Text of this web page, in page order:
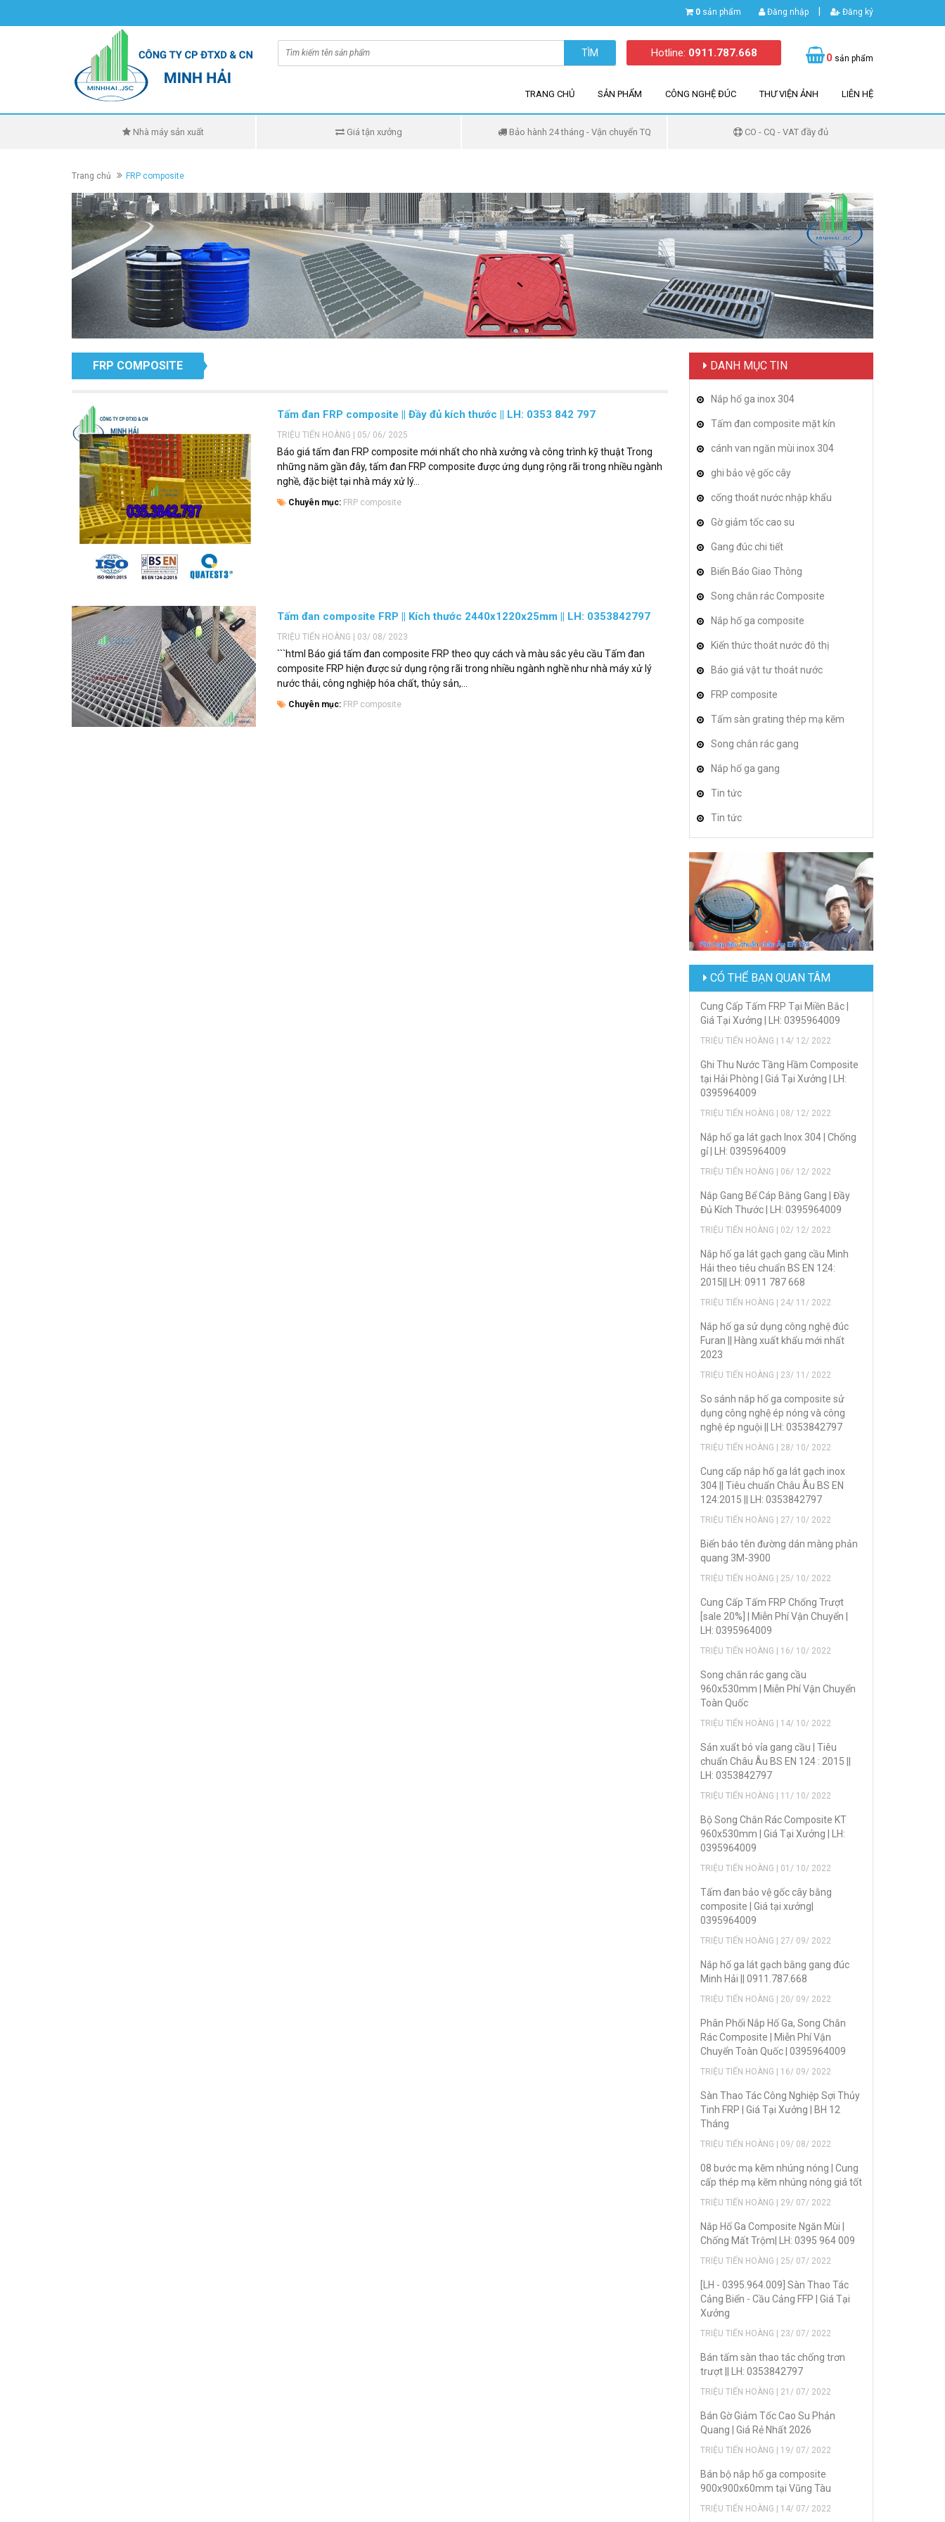
0 sản phẩm Đăng nhập Đăng ký
TÌM Hotline: 0911.787.668 0 sản phẩm
TRANG CHỦ SẢN PHẨM CÔNG NGHỆ ĐÚC THƯ VIỆN ẢNH LIÊN HỆ
Nhà máy sản xuất Giá tận xưởng Bảo hành 24 tháng - Vận chuyển TQ CO - CQ - VAT đầy đủ
Trang chủ FRP composite
FRP COMPOSITE
Tấm đan FRP composite || Đầy đủ kích thước || LH: 0353 842 797
TRIỆU TIẾN HOÀNG | 05/ 06/ 2025
Báo giá tấm đan FRP composite mới nhất cho nhà xưởng và công trình kỹ thuật Trong
những năm gần đây, tấm đan FRP composite được ứng dụng rộng rãi trong nhiều ngành
nghề, đặc biệt tại nhà máy xử lý...
Chuyên mục: FRP composite
Tấm đan composite FRP || Kích thước 2440x1220x25mm || LH: 0353842797
TRIỆU TIẾN HOÀNG | 03/ 08/ 2023
```html Báo giá tấm đan composite FRP theo quy cách và màu sắc yêu cầu Tấm đan
composite FRP hiện được sử dụng rộng rãi trong nhiều ngành nghề như nhà máy xử lý
nước thải, công nghiệp hóa chất, thủy sản,...
Chuyên mục: FRP composite
DANH MỤC TIN
Nắp hố ga inox 304
Tấm đan composite mặt kín
cánh van ngăn mùi inox 304
ghi bảo vệ gốc cây
cống thoát nước nhập khẩu
Gờ giảm tốc cao su
Gang đúc chi tiết
Biển Báo Giao Thông
Song chắn rác Composite
Nắp hố ga composite
Kiến thức thoát nước đô thị
Báo giá vật tư thoát nước
FRP composite
Tấm sàn grating thép mạ kẽm
Song chắn rác gang
Nắp hố ga gang
Tin tức
Tin tức
CÓ THỂ BẠN QUAN TÂM
Cung Cấp Tấm FRP Tại Miền Bắc |
Giá Tại Xưởng | LH: 0395964009
TRIỆU TIẾN HOÀNG | 14/ 12/ 2022
Ghi Thu Nước Tầng Hầm Composite
tại Hải Phòng | Giá Tại Xưởng | LH:
0395964009
TRIỆU TIẾN HOÀNG | 08/ 12/ 2022
Nắp hố ga lát gạch Inox 304 | Chống
gỉ | LH: 0395964009
TRIỆU TIẾN HOÀNG | 06/ 12/ 2022
Nắp Gang Bể Cáp Bằng Gang | Đầy
Đủ Kích Thước | LH: 0395964009
TRIỆU TIẾN HOÀNG | 02/ 12/ 2022
Nắp hố ga lát gạch gang cầu Minh
Hải theo tiêu chuẩn BS EN 124:
2015|| LH: 0911 787 668
TRIỆU TIẾN HOÀNG | 24/ 11/ 2022
Nắp hố ga sử dụng công nghệ đúc
Furan || Hàng xuất khẩu mới nhất
2023
TRIỆU TIẾN HOÀNG | 23/ 11/ 2022
So sánh nắp hố ga composite sử
dụng công nghệ ép nóng và công
nghệ ép nguội || LH: 0353842797
TRIỆU TIẾN HOÀNG | 28/ 10/ 2022
Cung cấp nắp hố ga lát gạch inox
304 || Tiêu chuẩn Châu Âu BS EN
124:2015 || LH: 0353842797
TRIỆU TIẾN HOÀNG | 27/ 10/ 2022
Biển báo tên đường dán màng phản
quang 3M-3900
TRIỆU TIẾN HOÀNG | 25/ 10/ 2022
Cung Cấp Tấm FRP Chống Trượt
[sale 20%] | Miễn Phí Vận Chuyển |
LH: 0395964009
TRIỆU TIẾN HOÀNG | 16/ 10/ 2022
Song chắn rác gang cầu
960x530mm | Miễn Phí Vận Chuyển
Toàn Quốc
TRIỆU TIẾN HOÀNG | 14/ 10/ 2022
Sản xuẩt bó vỉa gang cầu | Tiêu
chuẩn Châu Âu BS EN 124 : 2015 ||
LH: 0353842797
TRIỆU TIẾN HOÀNG | 11/ 10/ 2022
Bộ Song Chắn Rác Composite KT
960x530mm | Giá Tại Xưởng | LH:
0395964009
TRIỆU TIẾN HOÀNG | 01/ 10/ 2022
Tấm đan bảo vệ gốc cây bằng
composite | Giá tại xưởng|
0395964009
TRIỆU TIẾN HOÀNG | 27/ 09/ 2022
Nắp hố ga lát gạch bằng gang đúc
Minh Hải || 0911.787.668
TRIỆU TIẾN HOÀNG | 20/ 09/ 2022
Phân Phối Nắp Hố Ga, Song Chắn
Rác Composite | Miễn Phí Vận
Chuyển Toàn Quốc | 0395964009
TRIỆU TIẾN HOÀNG | 16/ 09/ 2022
Sàn Thao Tác Công Nghiệp Sợi Thủy
Tinh FRP | Giá Tại Xưởng | BH 12
Tháng
TRIỆU TIẾN HOÀNG | 09/ 08/ 2022
08 bước mạ kẽm nhúng nóng | Cung
cấp thép mạ kẽm nhúng nóng giá tốt
TRIỆU TIẾN HOÀNG | 29/ 07/ 2022
Nắp Hố Ga Composite Ngăn Mùi |
Chống Mất Trộm| LH: 0395 964 009
TRIỆU TIẾN HOÀNG | 25/ 07/ 2022
[LH - 0395.964.009] Sàn Thao Tác
Cảng Biển - Cầu Cảng FFP | Giá Tại
Xưởng
TRIỆU TIẾN HOÀNG | 23/ 07/ 2022
Bán tấm sàn thao tác chống trơn
trượt || LH: 0353842797
TRIỆU TIẾN HOÀNG | 21/ 07/ 2022
Bán Gờ Giảm Tốc Cao Su Phản
Quang | Giá Rẻ Nhất 2026
TRIỆU TIẾN HOÀNG | 19/ 07/ 2022
Bán bộ nắp hố ga composite
900x900x60mm tại Vũng Tàu
TRIỆU TIẾN HOÀNG | 14/ 07/ 2022